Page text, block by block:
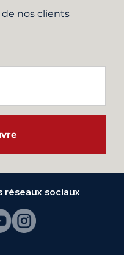
nos clients
réseaux sociaux